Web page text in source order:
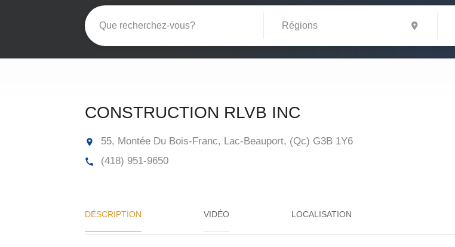
CONSTRUCTION RLVB INC
55, Montée Du Bois-Franc, Lac-Beauport, (Qc) G3B 1Y6
(418) 951-9650
DÉSCRIPTION VIDÉO